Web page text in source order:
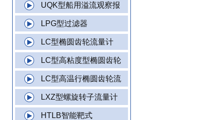
UQK型船用溢流观察报
LPG型过滤器
LC型椭圆齿轮流量计
LC型高粘度型椭圆齿轮
LC型高温行椭圆齿轮流
LXZ型螺旋转子流量计
HTLB智能靶式